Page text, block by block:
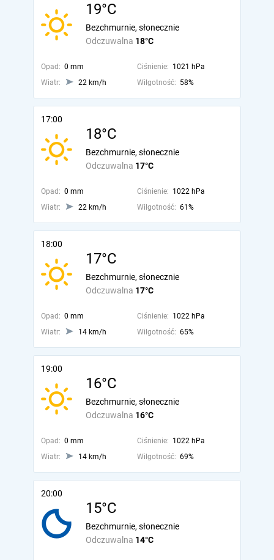
19°C
Odczuwalna 18°C
Bezchmurnie, słonecznie
Opad: 0 mm Ciśnienie: 1021 hPa
Wiatr:
22 km/h Wilgotność: 58%
17:00
18°C
Odczuwalna 17°C
Bezchmurnie, słonecznie
Opad: 0 mm Ciśnienie: 1022 hPa
Wiatr:
22 km/h Wilgotność: 61%
18:00
17°C
Odczuwalna 17°C
Bezchmurnie, słonecznie
Opad: 0 mm Ciśnienie: 1022 hPa
Wiatr:
14 km/h Wilgotność: 65%
19:00
16°C
Odczuwalna 16°C
Bezchmurnie, słonecznie
Opad: 0 mm Ciśnienie: 1022 hPa
Wiatr:
14 km/h Wilgotność: 69%
20:00
15°C
Odczuwalna 14°C
Bezchmurnie, słonecznie